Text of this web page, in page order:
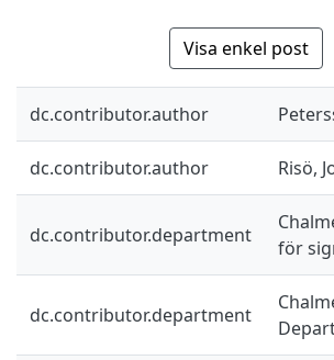
Visa enkel post
dc.contributor.author
dc.contributor.author Risö,
dc.contributor.department
för
dc.contributor.department